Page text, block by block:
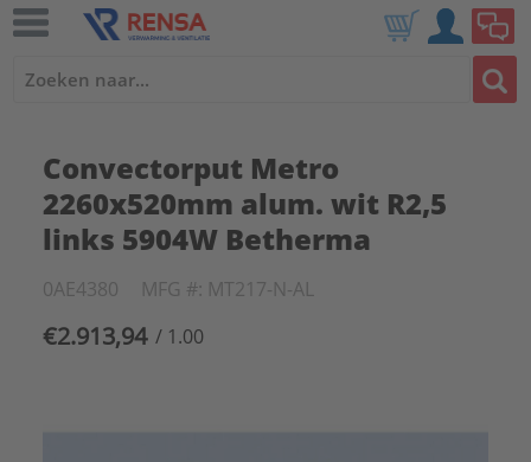
Convectorput Metro
2260x520mm alum. wit R2,5
links 5904W Betherma
0AE4380 MFG #: MT217-N-AL
€2.913,94 / 1.00